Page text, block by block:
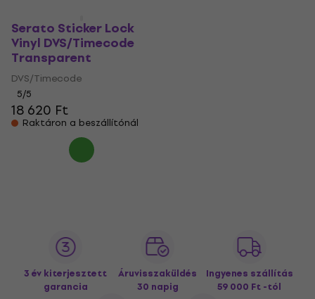
Serato Sticker Lock
Vinyl DVS/Timecode
Transparent
DVS/Timecode
5/5
18 620 Ft
Raktáron a beszállítónál
3 év kiterjesztett
garancia
Áruvisszaküldés
30 napig
Ingyenes szállítás
59 000 Ft -tól